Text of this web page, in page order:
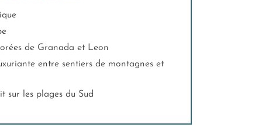
de Granada et Leon
sur les plages du Sud